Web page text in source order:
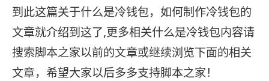
到此这篇关于什么是冷钱包，如何制作冷钱包的
文章就介绍到这了,更多相关什么是冷钱包内容请
搜索脚本之家以前的文章或继续浏览下面的相关
文章，希望大家以后多多支持脚本之家！